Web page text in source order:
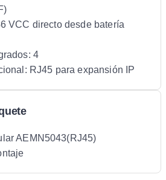
VCC directo desde batería
4
RJ45 para expansión IP
AEMN5043(RJ45)